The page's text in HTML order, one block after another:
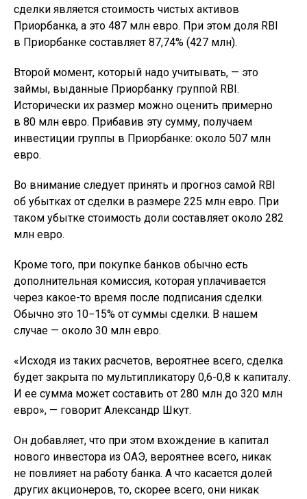
сделки является стоимость чистых активов
Приорбанка, а это 487 млн евро. При этом доля RBI
в Приорбанке составляет 87,74% (427 млн).
Второй момент, который надо учитывать, — это
займы, выданные Приорбанку группой RBI.
Исторически их размер можно оценить примерно
в 80 млн евро. Прибавив эту сумму, получаем
инвестиции группы в Приорбанке: около 507 млн
евро.
Во внимание следует принять и прогноз самой RBI
об убытках от сделки в размере 225 млн евро. При
таком убытке стоимость доли составляет около 282
млн евро.
Кроме того, при покупке банков обычно есть
дополнительная комиссия, которая уплачивается
через какое-то время после подписания сделки.
Обычно это 10−15% от суммы сделки. В нашем
случае — около 30 млн евро.
«Исходя из таких расчетов, вероятнее всего, сделка
будет закрыта по мультипликатору 0,6-0,8 к капиталу.
И ее сумма может составить от 280 млн до 320 млн
евро», — говорит Александр Шкут.
Он добавляет, что при этом вхождение в капитал
нового инвестора из ОАЭ, вероятнее всего, никак
не повлияет на работу банка. А что касается долей
других акционеров, то, скорее всего, они никак